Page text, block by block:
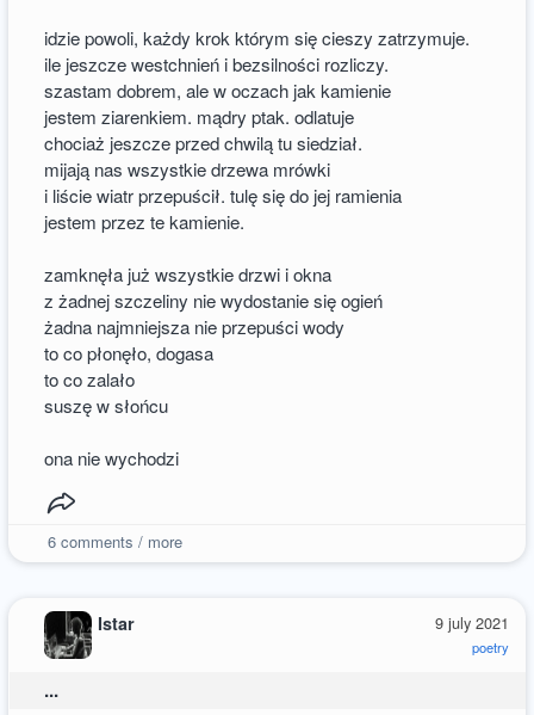
idzie powoli, każdy krok którym się cieszy zatrzymuje.
ile jeszcze westchnień i bezsilności rozliczy.
szastam dobrem, ale w oczach jak kamienie
jestem ziarenkiem. mądry ptak. odlatuje
chociaż jeszcze przed chwilą tu siedział.
mijają nas wszystkie drzewa mrówki
i liście wiatr przepuścił. tulę się do jej ramienia
jestem przez te kamienie.
zamknęła już wszystkie drzwi i okna
z żadnej szczeliny nie wydostanie się ogień
żadna najmniejsza nie przepuści wody
to co płonęło, dogasa
to co zalało
suszę w słońcu
ona nie wychodzi
6comments / more
9 july 2021
poetry
Istar
...